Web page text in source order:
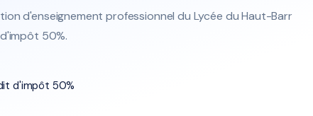
d'enseignement professionnel du Lycée du Haut-Barr
50%.
d'impôt 50%